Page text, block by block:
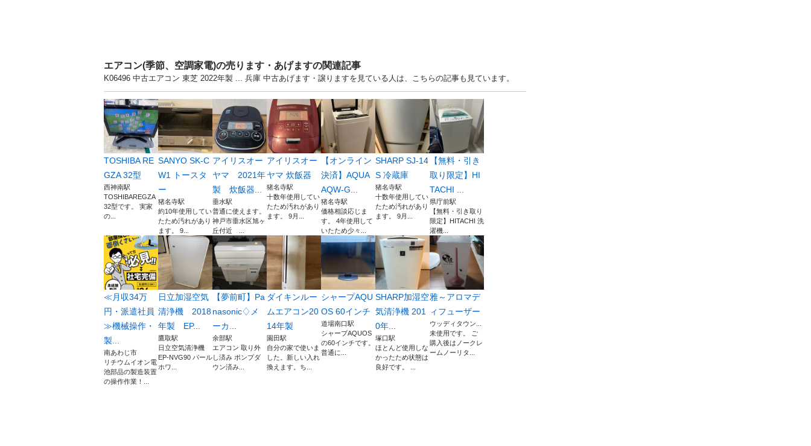
エアコン(季節、空調家電)の売ります・あげますの関連記事
K06496 中古エアコン 東芝 2022年製 ... 兵庫 中古あげます・譲りますを見ている人は、こちらの記事も見ています。
TOSHIBA RE
GZA 32型
西神南駅
TOSHIBAREGZA
32型です。 実家
の...
SANYO SK-C
W1 トースタ
ー
猪名寺駅
約10年使用してい
たため汚れがあり
ます。 9...
アイリスオー
ヤマ 2021年
製 炊飯器...
垂水駅
普通に使えます。
神戸市垂水区旭ヶ
丘付近 ...
アイリスオー
ヤマ 炊飯器
猪名寺駅
十数年使用してい
たため汚れがあり
ます。 9月...
【オンライン
決済】AQUA
AQW-G...
猪名寺駅
価格相談応じま
す。 4年使用して
いたため少々...
SHARP SJ-14
S 冷蔵庫
猪名寺駅
十数年使用してい
たため汚れがあり
ます。 9月...
【無料・引き
取り限定】HI
TACHI ...
県庁前駅
【無料・引き取り
限定】HITACHI 洗
濯機...
≪月収34万
円・派遣社員
≫機械操作・
製...
南あわじ市
リチウムイオン電
池部品の製造装置
の操作作業！...
日立加湿空気
清浄機 2018
年製 EP...
鷹取駅
日立空気清浄機
EP-NVG90 パール
ホワ...
【夢前町】Pa
nasonic♢ メ
ーカ...
余部駅
エアコン 取り外
し済み ポンプダ
ウン済み...
ダイキンルー
ムエアコン20
14年製
園田駅
自分の家で使いま
した。新しい入れ
換えます。ち...
シャープAQU
OS 60インチ
道場南口駅
シャープAQUOS
の60インチです。
普通に...
SHARP加湿空
気清浄機 201
0年...
塚口駅
ほとんど使用しな
かったため状態は
良好です。 ...
雅～アロマデ
ィフューザー
ウッディタウン...
未使用です。 ご
購入後はノークレ
ームノーリタ...